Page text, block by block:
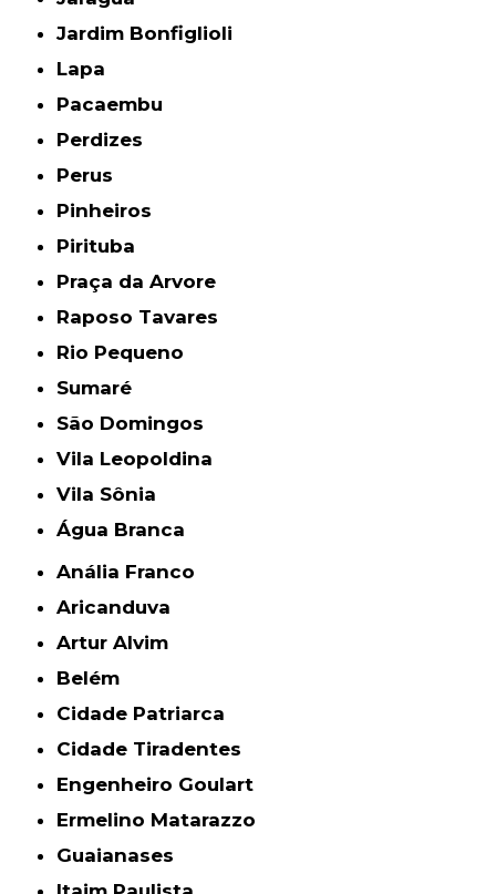
Jardim Bonfiglioli
Lapa
Pacaembu
Perdizes
Perus
Pinheiros
Pirituba
Praça da Arvore
Raposo Tavares
Rio Pequeno
Sumaré
São Domingos
Vila Leopoldina
Vila Sônia
Água Branca
Anália Franco
Aricanduva
Artur Alvim
Belém
Cidade Patriarca
Cidade Tiradentes
Engenheiro Goulart
Ermelino Matarazzo
Guaianases